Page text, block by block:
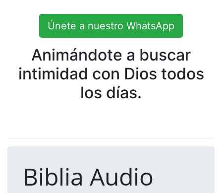
Únete a nuestro WhatsApp
Animándote a buscar
intimidad con Dios todos
los días.
Biblia Audio